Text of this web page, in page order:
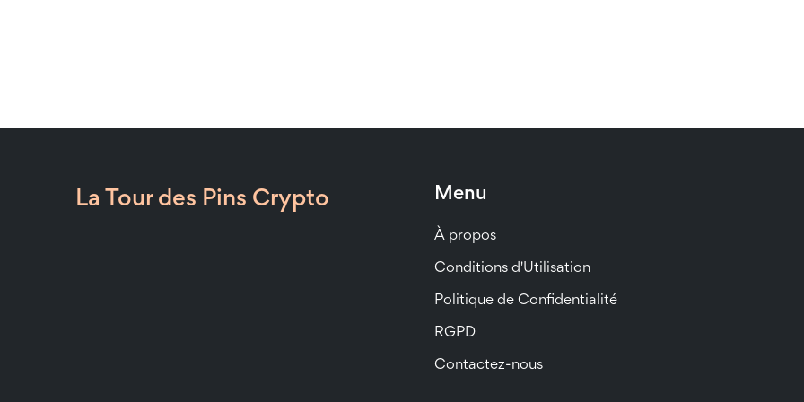
La Tour des Pins Crypto Menu
À propos
Conditions d'Utilisation
Politique de Confidentialité
RGPD
Contactez-nous